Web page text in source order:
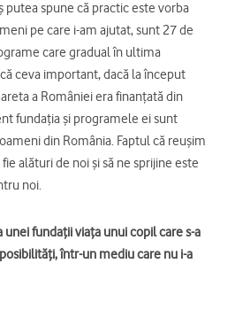
putea spune că practic este vorba
pe care i-am ajutat, sunt 27 de
care gradual în ultima
ceva important, dacă la început
a României era finanțată din
fundația și programele ei sunt
din România. Faptul că reușim
alături de noi și să ne sprijine este
noi.
fundații viața unui copil care s-a
într-un mediu care nu i-a